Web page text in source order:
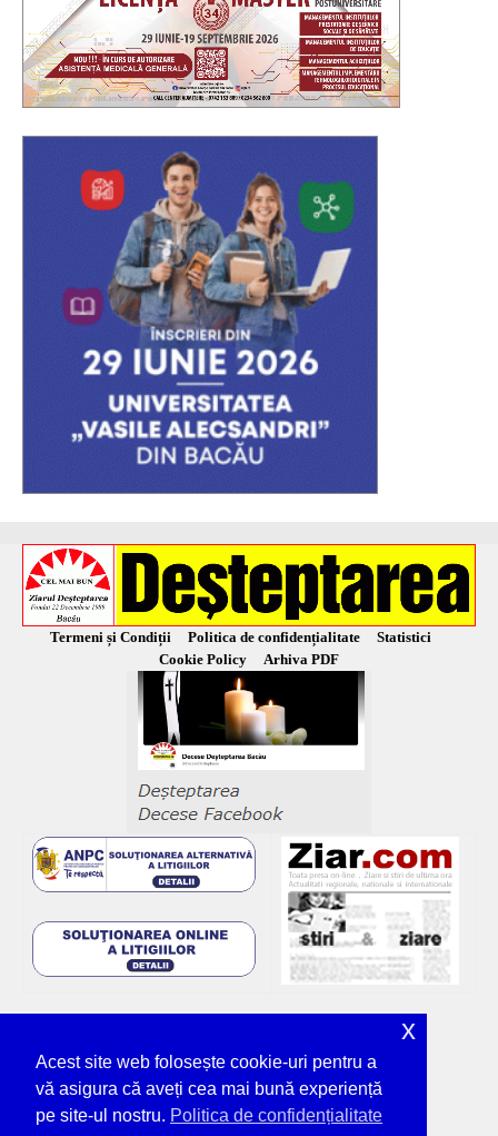
Termeni și Condiții Politica de confidențialitate
Statistici
Cookie Policy
Arhiva PDF
Acest site web folosește cookie-uri pentru a
vă asigura că aveți cea mai bună experiență
pe site-ul nostru. Politica de confidențialitate
x